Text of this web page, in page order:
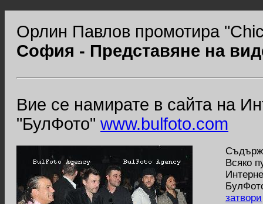
Орлин Павлов промотира
София - Представяне на
Вие се намирате в сайта на
"БулФото" www.bulfoto.com
Всяко
затвори